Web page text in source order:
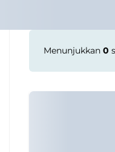
Menunjukkan 0